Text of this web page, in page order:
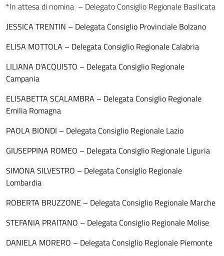
*In attesa di nomina – Delegato Consiglio Regionale Basilicata
JESSICA TRENTIN – Delegata Consiglio Provinciale Bolzano
ELISA MOTTOLA – Delegata Consiglio Regionale Calabria
LILIANA D’ACQUISTO – Delegata Consiglio Regionale
Campania
ELISABETTA SCALAMBRA – Delegata Consiglio Regionale
Emilia Romagna
PAOLA BIONDI – Delegata Consiglio Regionale Lazio
GIUSEPPINA ROMEO – Delegata Consiglio Regionale Liguria
SIMONA SILVESTRO – Delegata Consiglio Regionale
Lombardia
ROBERTA BRUZZONE – Delegata Consiglio Regionale Marche
STEFANIA PRAITANO – Delegata Consiglio Regionale Molise
DANIELA MORERO – Delegata Consiglio Regionale Piemonte